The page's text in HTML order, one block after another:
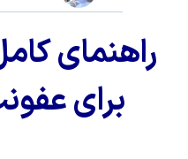
راهنمای
برای